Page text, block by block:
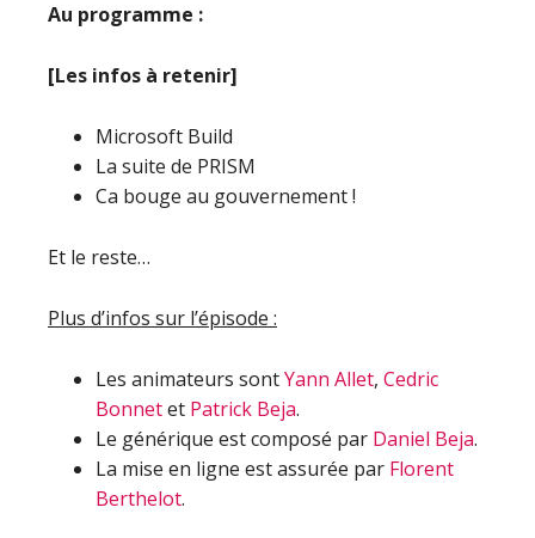
Au programme :
[Les infos à retenir]
Microsoft Build
La suite de PRISM
Ca bouge au gouvernement !
Et le reste…
Plus d’infos sur l’épisode :
Les animateurs sontYann Allet, Cedric
Bonnetet Patrick Beja.
Le générique est composé par Daniel Beja.
La mise en ligne est assurée par Florent
Berthelot.